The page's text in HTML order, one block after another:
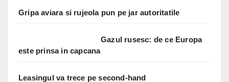
Gripa aviara si rujeola pun pe jar autoritatile
Gazul rusesc: de ce Europa
este prinsa in capcana
Leasingul va trece pe second-hand